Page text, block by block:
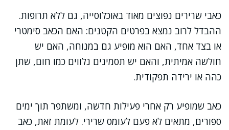
כאבי שרירים נפוצים מאוד באוכלוסייה, גם ללא תרופות.
ההבדל לרוב נמצא בפרטים הקטנים: האם הכאב סימטרי
או בצד אחד, האם הוא מופיע גם במנוחה, האם יש
חולשה אמיתית, והאם יש תסמינים נלווים כמו חום, שתן
כהה או ירידה תפקודית.
כאב שמופיע רק אחרי פעילות חדשה, ומשתפר תוך ימים
ספורים, מתאים לא פעם לעומס שרירי. לעומת זאת, כאב